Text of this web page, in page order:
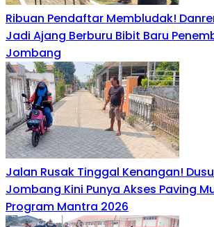
Ribuan Pendaftar Membludak!
Jadi Ajang Berburu Bibit Baru
Jombang
Jalan Rusak Tinggal Kenangan!
Jombang Kini Punya Akses Paving
Program Mantra 2026